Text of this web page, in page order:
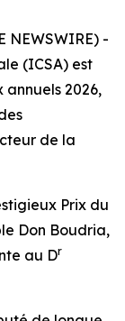
NEWSWIRE) -
(ICSA) est
annuels 2026,
de la
Prix du
Don Boudria,
au Dr